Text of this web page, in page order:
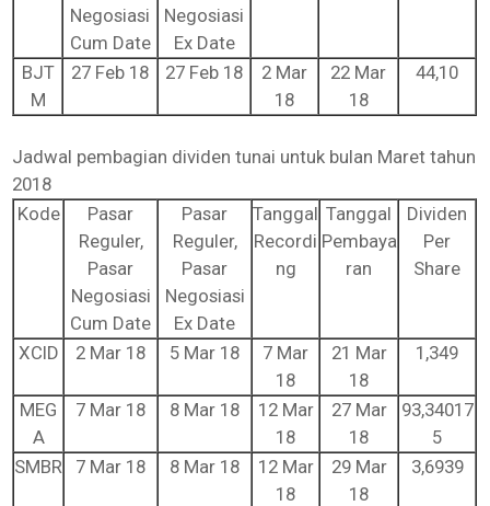
Negosiasi
Cum Date
Negosiasi
Ex Date
BJT
M
27 Feb 18 27 Feb 18
2 Mar
18
22 Mar
18
44,10
Jadwal pembagian dividen tunai untuk bulan Maret tahun
2018
Kode
Pasar
Reguler,
Pasar
Negosiasi
Cum Date
Pasar
Reguler,
Pasar
Negosiasi
Ex Date
Tanggal
Recordi
ng
Tanggal
Pembaya
ran
Dividen
Per
Share
XCID 2 Mar 18 5 Mar 18
7 Mar
18
21 Mar
18
1,349
MEG
A
7 Mar 18 8 Mar 18
12 Mar
18
27 Mar
18
93,34017
5
SMBR
7 Mar 18 8 Mar 18
12 Mar
18
29 Mar
18
3,6939